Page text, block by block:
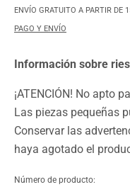
ENVÍO GRATUITO A PARTIR DE
PAGO Y ENVÍO
Información sobre
¡ATENCIÓN! No apto
Las piezas pequeñas
Conservar las
haya agotado el
Número de producto: